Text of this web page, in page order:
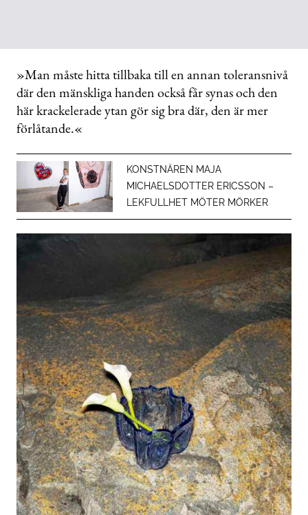
»Man måste hitta tillbaka till en annan toleransnivå
där den mänskliga handen också får synas och den
här krackelerade ytan gör sig bra där, den är mer
förlåtande.«
KONSTNÄREN MAJA
MICHAELSDOTTER ERICSSON –
LEKFULLHET MÖTER MÖRKER